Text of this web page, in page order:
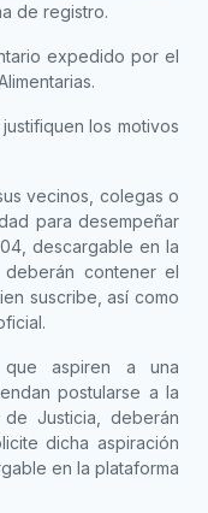
de registro.
expedido por el
los motivos
vecinos, colegas o
para desempeñar
descargable en la
contener el
suscribe, así como
aspiren a una
postularse a la
Justicia, deberán
dicha aspiración
en la plataforma